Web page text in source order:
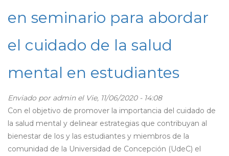
Boletín
de
en seminario para abordar
el cuidado de la salud
mental en estudiantes
Enviado por adminel Vie, 11/06/2020 - 14:08
Con el objetivo de promover la importancia del cuidado de
la salud mental y delinear estrategias que contribuyan al
bienestar de los y las estudiantes y miembros de la
comunidad de la Universidad de Concepción (UdeC) el